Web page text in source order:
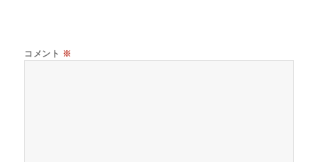
コメント ※